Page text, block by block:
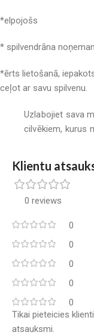
*elpojošs
* spilvendrāna
*ērts lietošanā,
ceļot ar savu spilvenu.
Uzlabojiet sava
cilvēkiem, kurus
Klientu
0 reviews
0
0
0
0
0
Tikai pieteicies
atsauksmi.